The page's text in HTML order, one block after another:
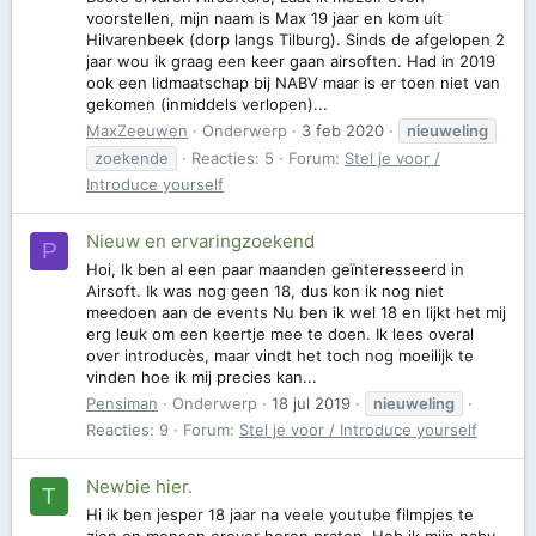
voorstellen, mijn naam is Max 19 jaar en kom uit
Hilvarenbeek (dorp langs Tilburg). Sinds de afgelopen 2
jaar wou ik graag een keer gaan airsoften. Had in 2019
ook een lidmaatschap bij NABV maar is er toen niet van
gekomen (inmiddels verlopen)...
MaxZeeuwen
Onderwerp 3 feb 2020
nieuweling
zoekende
Reacties: 5 Forum: Stel je voor /
Introduce yourself
P Nieuw en ervaringzoekend
Hoi, Ik ben al een paar maanden geïnteresseerd in
Airsoft. Ik was nog geen 18, dus kon ik nog niet
meedoen aan de events Nu ben ik wel 18 en lijkt het mij
erg leuk om een keertje mee te doen. Ik lees overal
over introducès, maar vindt het toch nog moeilijk te
vinden hoe ik mij precies kan...
Pensiman
Onderwerp 18 jul 2019
nieuweling
Reacties: 9
Forum: Stel je voor / Introduce yourself
T Newbie hier.
Hi ik ben jesper 18 jaar na veele youtube filmpjes te